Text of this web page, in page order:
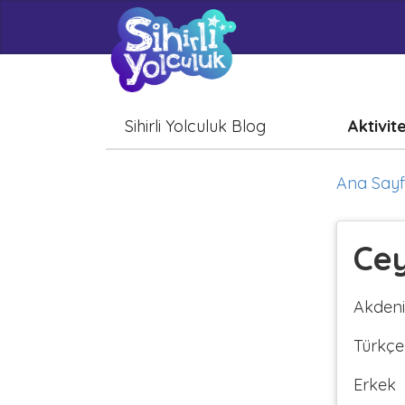
Sihirli Yolculuk Blog
Ana
Türkçe
Erkek